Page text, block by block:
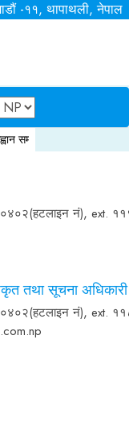
-११, थापाथली, नेपाल
सूचना
नं),ext.
तथा सूचना अधिकारी
नं),ext.